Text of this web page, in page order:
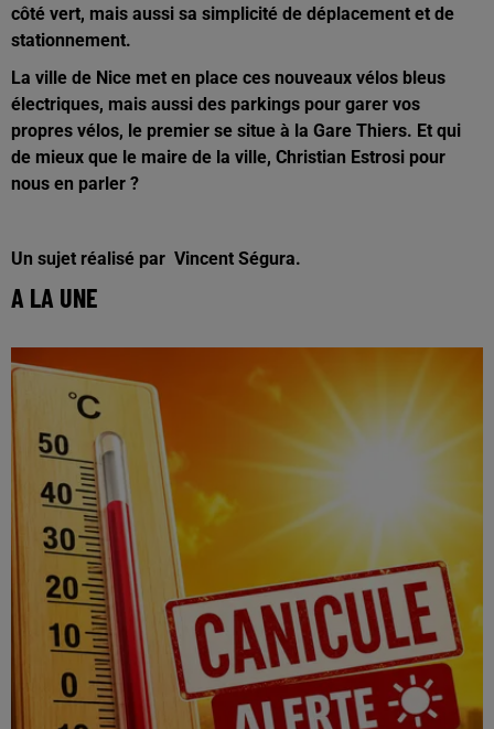
côté vert, mais aussi sa simplicité de déplacement et de
stationnement.
La ville de Nice met en place ces nouveaux vélos bleus
électriques, mais aussi des parkings pour garer vos
propres vélos, le premier se situe à la Gare Thiers. Et qui
de mieux que le maire de la ville, Christian Estrosi pour
nous en parler ?
Un sujet réalisé par Vincent Ségura.
A LA UNE